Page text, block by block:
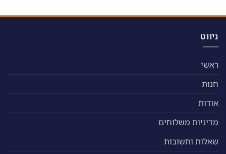
ניווט
ראשי
חנות
אודות
מדיניות משלוחים
שאלות ותשובות